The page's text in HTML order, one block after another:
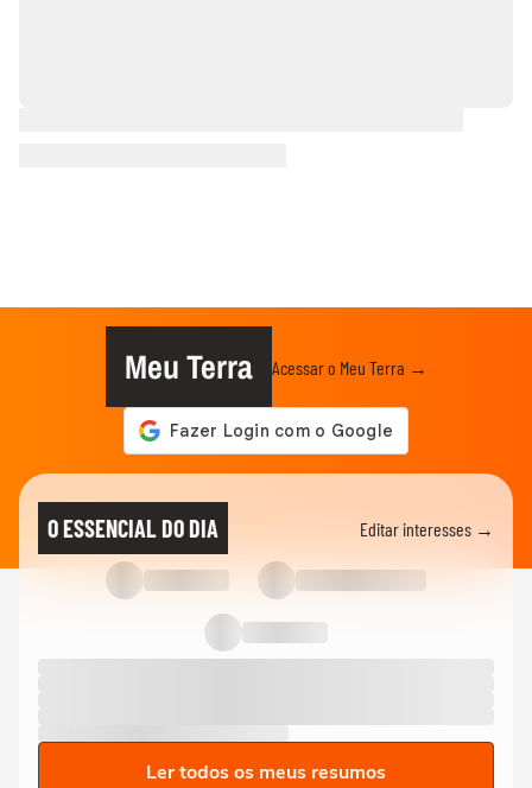
Meu Terra Acessar o Meu Terra →
O ESSENCIAL DO DIA Editar interesses →
Ler todos os meus resumos